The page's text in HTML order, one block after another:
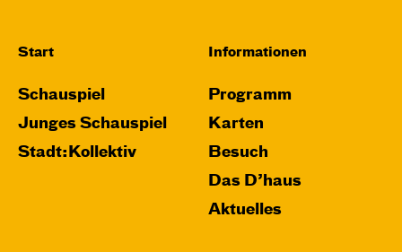
Start
Schauspiel
Junges Schauspiel
Stadt:Kollektiv
Informationen
Programm
Karten
Besuch
Das D’haus
Aktuelles